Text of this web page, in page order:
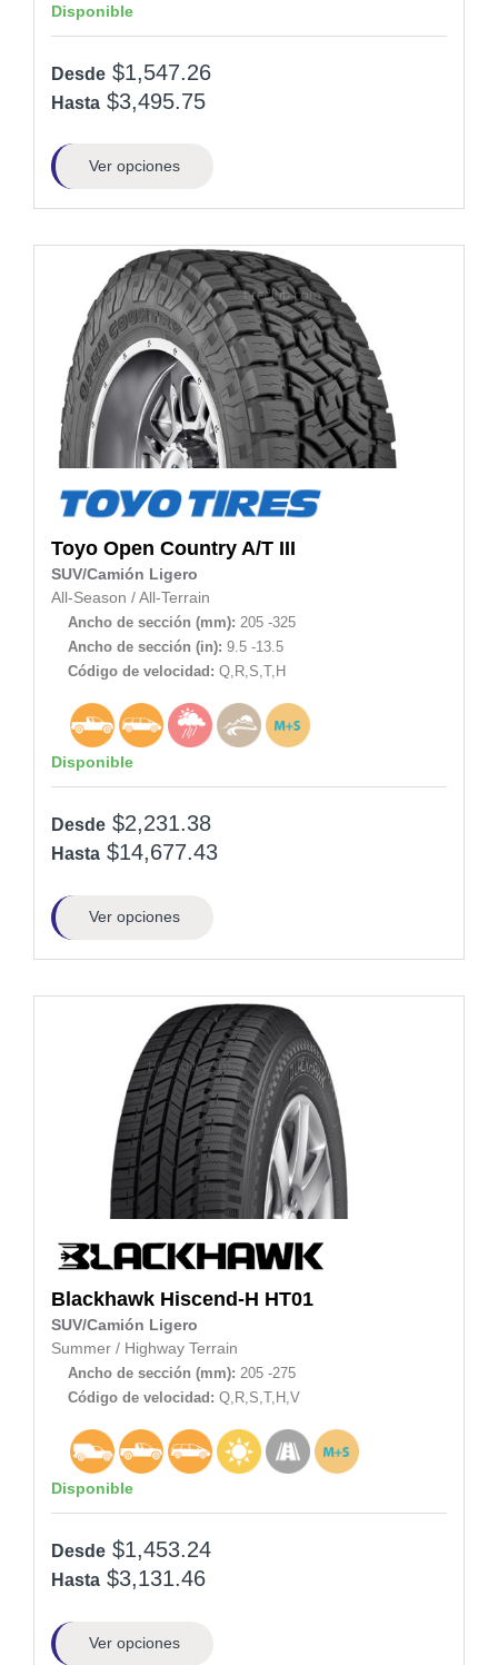
Disponible
Desde $1,547.26
Hasta $3,495.75
Ver opciones
Toyo Open Country A/T III
SUV/Camión Ligero
All-Season / All-Terrain
Ancho de sección (mm): 205 -325
Ancho de sección (in): 9.5 -13.5
Código de velocidad: Q,R,S,T,H
Disponible
Desde $2,231.38
Hasta $14,677.43
Ver opciones
Blackhawk Hiscend-H HT01
SUV/Camión Ligero
Summer / Highway Terrain
Ancho de sección (mm): 205 -275
Código de velocidad: Q,R,S,T,H,V
Disponible
Desde $1,453.24
Hasta $3,131.46
Ver opciones